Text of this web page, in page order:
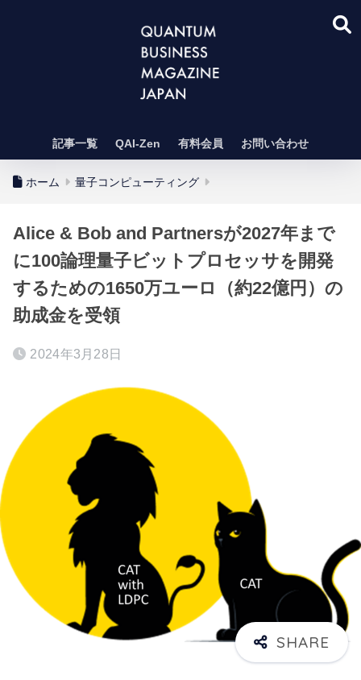
記事一覧 QAI-Zen 有料会員 お問い合わせ
ホーム 量子コンピューティング
Alice & Bob and Partnersが2027年まで
に100論理量子ビットプロセッサを開発
するための1650万ユーロ（約22億円）の
助成金を受領
2024年3月28日